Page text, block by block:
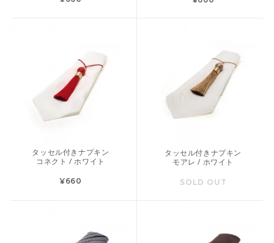
タッセル付きナプキン
コネクト / ホワイト
¥660
タッセル付きナプキン
モアレ / ホワイト
SOLD OUT